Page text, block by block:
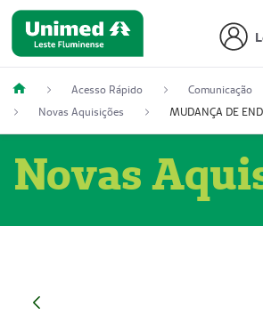
Acesso Rápido
Comunicação
Novas Aquisições
Novas